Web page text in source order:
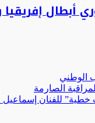
أبطال
الوطني
الصارمة
للفنان إسماعيل